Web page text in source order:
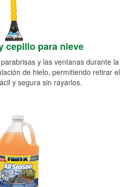
cepillo para nieve
y las ventanas durante la
de hielo, permitiendo retirar el
y segura sin rayarlos.